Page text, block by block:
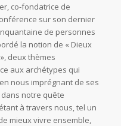
co-fondatrice de
sur son dernier
de personnes
la notion de « Dieux
deux thèmes
aux archétypes qui
nous imprégnant de ses
notre quête
à travers nous, tel un
mieux vivre ensemble,